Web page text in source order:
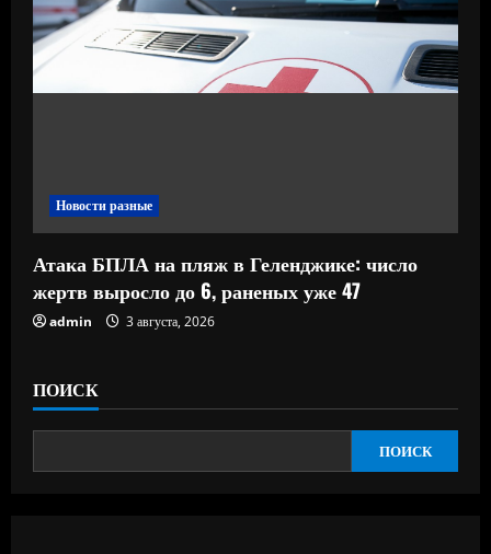
Новости разные
Атака БПЛА на пляж в Геленджике: число
жертв выросло до 6, раненых уже 47
admin 3 августа, 2026
ПОИСК
ПОИСК